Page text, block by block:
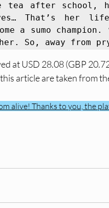
tea after school,
That’s her
a sumo
So, away from
at USD 28.08 (GBP
article are taken from
alive! Thanks to you, the